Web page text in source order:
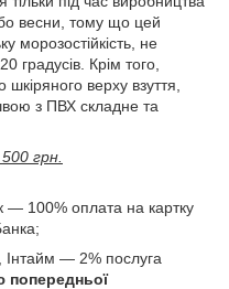
весни, тому що цей
морозостійкість, не
градусів. Крім того,
верху взуття,
з ПВХ складне та
грн.
— 100% оплата на картку
— 2% послуга
попередньої